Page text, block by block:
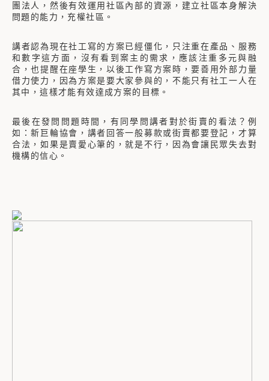
團法人，然後有效運用社區內部的資源，建立社區本身解決
問題的能力，充權社區。
講者認為現在社工寫的方案已經僵化，只注重在產品、服務
和數字這方面，沒有看到案主的需求，應該注重多元與融
合，也提醒在座學生，以後工作寫方案時，要善用外部力量
借力使力，因為方案是要大家參與的，不能只有社工一人在
其中，這樣才能有效達成方案的目標。
最後在發問問題時間，有同學問講者對於街賣的看法？例
如：新巨輪協會，講者回答一般募款或街賣都要登記，才算
合法，如果是賣愛心筆的，就是不行，因為會讓民眾失去對
機構的信心。